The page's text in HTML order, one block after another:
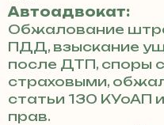
Автоадвокат:
Обжалование
ПДД, взыскание
после ДТП, споры
страховыми,
статьи 130 КУоАП
прав.